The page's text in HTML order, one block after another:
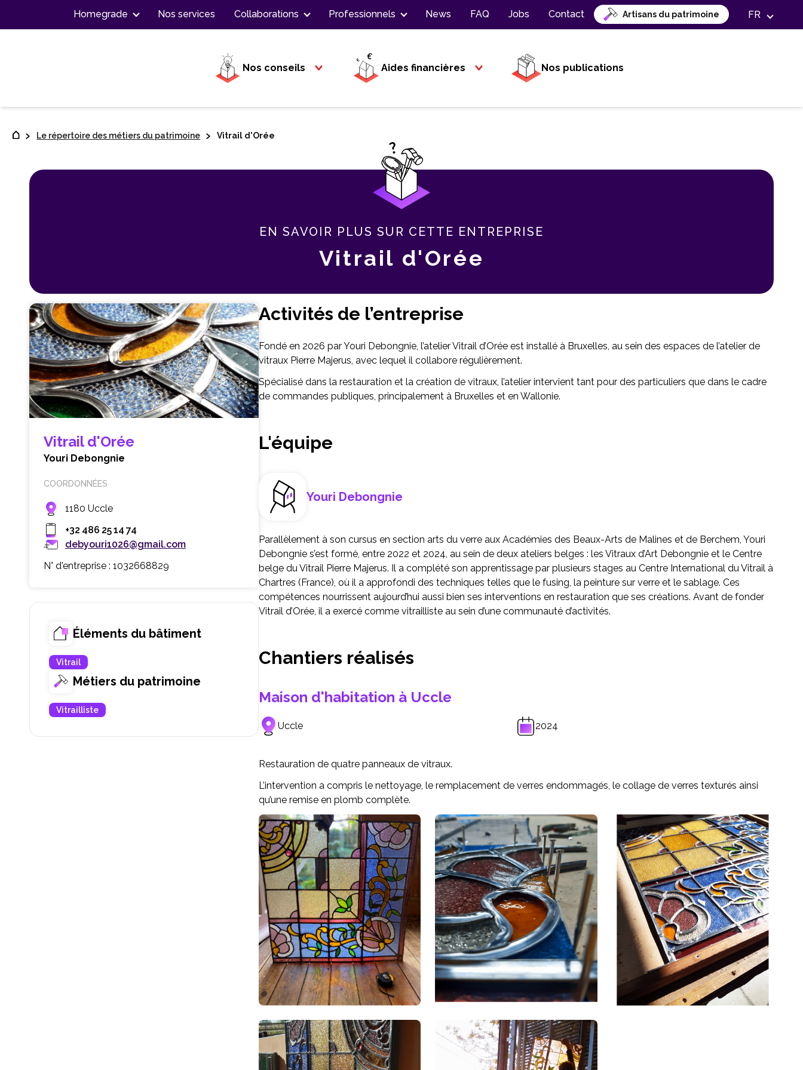
Homegrade Nos services Collaborations Professionnels News FAQ Jobs Contact Artisans du patrimoine FR
Nos conseils Aides financières Nos publications
Le répertoire des métiers du patrimoine Vitrail d'Orée
EN SAVOIR PLUS SUR CETTE ENTREPRISE
Vitrail d'Orée
Vitrail d'Orée
Youri Debongnie
COORDONNÉES
1180 Uccle
+32 486 25 14 74
debyouri1026@gmail.com
N° d'entreprise : 1032668829
Éléments du bâtiment
Vitrail
Métiers du patrimoine
Vitrailliste
Activités de l’entreprise
Fondé en 2026 par Youri Debongnie, l’atelier Vitrail d’Orée est installé à Bruxelles, au sein des espaces de l’atelier de
vitraux Pierre Majerus, avec lequel il collabore régulièrement.
Spécialisé dans la restauration et la création de vitraux, l’atelier intervient tant pour des particuliers que dans le cadre
de commandes publiques, principalement à Bruxelles et en Wallonie.
L'équipe
Youri Debongnie
Parallèlement à son cursus en section arts du verre aux Académies des Beaux-Arts de Malines et de Berchem, Youri
Debongnie s’est formé, entre 2022 et 2024, au sein de deux ateliers belges : les Vitraux d’Art Debongnie et le Centre
belge du Vitrail Pierre Majerus. Il a complété son apprentissage par plusieurs stages au Centre International du Vitrail à
Chartres (France), où il a approfondi des techniques telles que le fusing, la peinture sur verre et le sablage. Ces
compétences nourrissent aujourd’hui aussi bien ses interventions en restauration que ses créations. Avant de fonder
Vitrail d’Orée, il a exercé comme vitrailliste au sein d’une communauté d’activités.
Chantiers réalisés
Maison d'habitation à Uccle
Uccle 2024
Restauration de quatre panneaux de vitraux.
L’intervention a compris le nettoyage, le remplacement de verres endommagés, le collage de verres texturés ainsi
qu’une remise en plomb complète.